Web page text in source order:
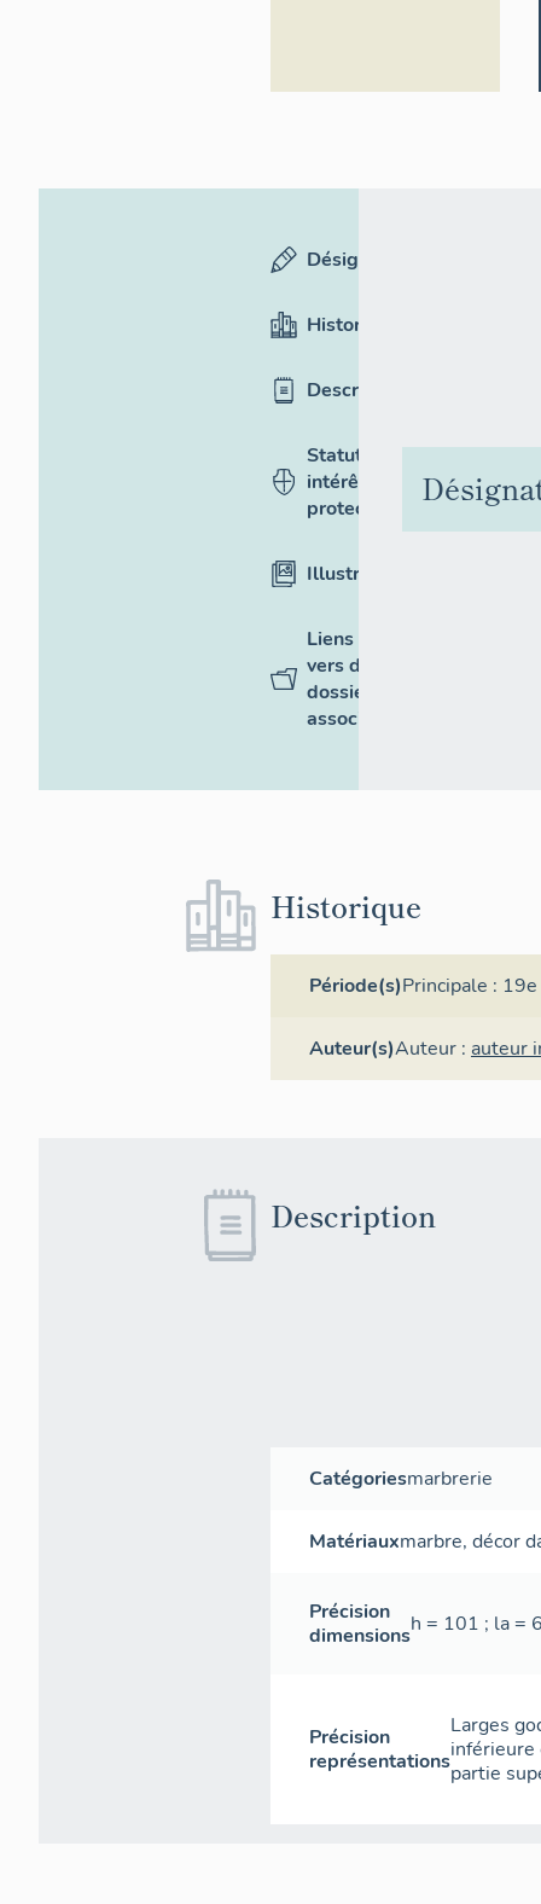
Désignation
Historique
Description
Statut,
intérêt et
protection
Illustrations
Liens
vers des
dossiers
associés
Historique
Période(s)Principale :
Auteur(s)Auteur : auteur
Description
Catégoriesmarbrerie
Matériauxmarbre, décor
Précision
dimensionsh = 101 ; la =
Précision
représentations
Larges
inférieure
partie